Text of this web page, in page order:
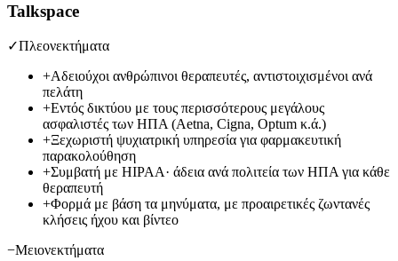
Talkspace
✓Πλεονεκτήματα
+Αδειούχοι ανθρώπινοι θεραπευτές, αντιστοιχισμένοι ανά
πελάτη
+Εντός δικτύου με τους περισσότερους μεγάλους
ασφαλιστές των ΗΠΑ (Aetna, Cigna, Optum κ.ά.)
+Ξεχωριστή ψυχιατρική υπηρεσία για φαρμακευτική
παρακολούθηση
+Συμβατή με HIPAA· άδεια ανά πολιτεία των ΗΠΑ για κάθε
θεραπευτή
+Φορμά με βάση τα μηνύματα, με προαιρετικές ζωντανές
κλήσεις ήχου και βίντεο
−Μειονεκτήματα